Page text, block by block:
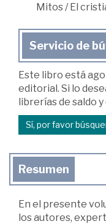
Mitos /El
Servicio de
Este libro está
editorial. Si lo
librerías de saldo y
Sí, por favor
Resumen
En el presente
los autores,